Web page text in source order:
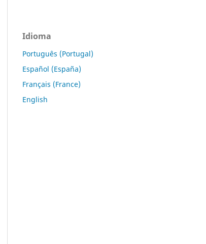
Idioma
Português (Portugal)
Español (España)
Français (France)
English